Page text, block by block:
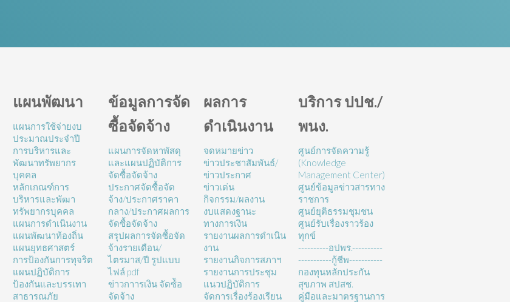
แผนพัฒนา
แผนการใช้จ่ายงบ
ประมาณประจำปี
การบริหารและ
พัฒนาทรัพยากร
บุคคล
หลักเกณฑ์การ
บริหารและพัฒา
ทรัพยากรบุคคล
แผนการดำเนินงาน
แผนพัฒนาท้องถิ่น
แผนยุทธศาสตร์
การป้องกันการทุจริต
แผนปฏิบัติการ
ป้องกันและบรรเทา
สาธารณภัย
ข้อมูลการจัด
ซื้อจัดจ้าง
แผนการจัดหาพัสดุ
และแผนปฏิบัติการ
จัดซื้อจัดจ้าง
ประกาศจัดซื้อจัด
จ้าง/ประกาศราคา
กลาง/ประกาศผลการ
จัดซื้อจัดจ้าง
สรุปผลการจัดซื้อจัด
จ้างรายเดือน/
ไตรมาส/ปี รูปแบบ
ไฟล์ pdf
ข่าวกาารเงิน จัดซ์้อ
จัดจ้าง
ผลการ
ดำเนินงาน
จดหมายข่าว
ข่าวประชาสัมพันธ์/
ข่าวประกาศ
ข่าวเด่น
กิจกรรม/ผลงาน
งบแสดงฐานะ
ทางการเงิน
รายงานผลการดำเนิน
งาน
รายงานกิจการสภาฯ
รายงานการประชุม
แนวปฏิบัติการ
จัดการเรื่องร้องเรียน
บริการ ปปช./
พนง.
ศูนย์การจัดความรู้
(Knowledge
Management Center)
ศูนย์ข้อมูลข่าวสารทาง
ราชการ
ศูนย์ยุติธรรมชุมชน
ศูนย์รับเรื่องราวร้อง
ทุกข์
----------อปพร.----------
-----------กู้ชีพ-----------
กองทุนหลักประกัน
สุขภาพ สปสช.
คู่มือและมาตรฐานการ